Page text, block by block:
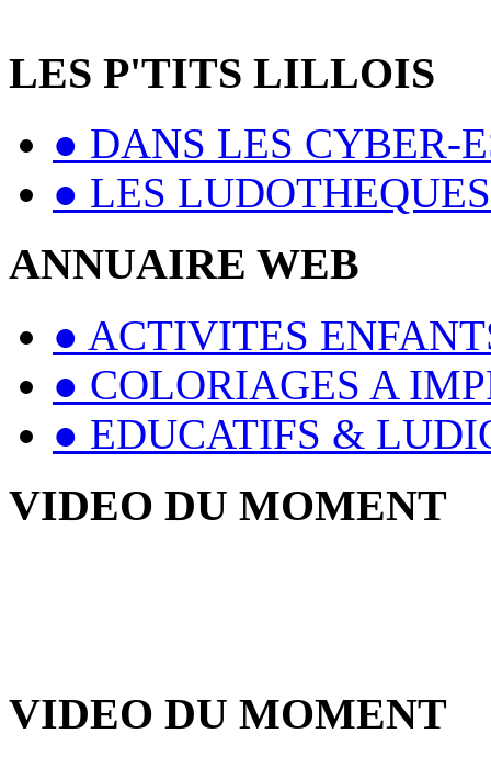
LES P'TITS LILLOIS
● DANS LES CYBER-
● LES LUDOTHEQUES
ANNUAIRE WEB
● ACTIVITES
● COLORIAGES A
● EDUCATIFS &
VIDEO DU MOMENT
VIDEO DU MOMENT